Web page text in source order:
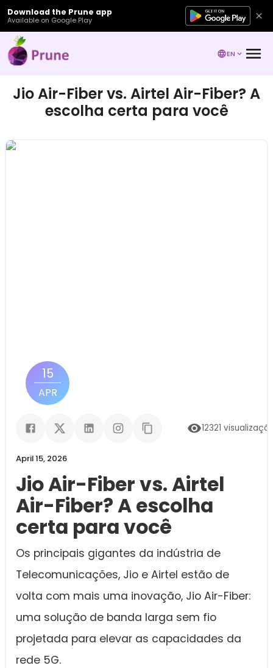
Download the Prune app
Available on Google Play
EN
Jio Air-Fiber vs. Airtel Air-Fiber? A
escolha certa para você
15
APR
12321
April 15, 2026
Jio Air-Fiber vs. Airtel
Air-Fiber? A escolha
certa para você
Os principais gigantes da indústria de
Telecomunicações, Jio e Airtel estão de
volta com mais uma inovação, Jio Air-Fiber:
uma solução de banda larga sem fio
projetada para elevar as capacidades da
rede 5G.